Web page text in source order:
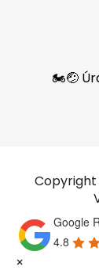
🏍️🤕
Copyright
Google
4.8
×